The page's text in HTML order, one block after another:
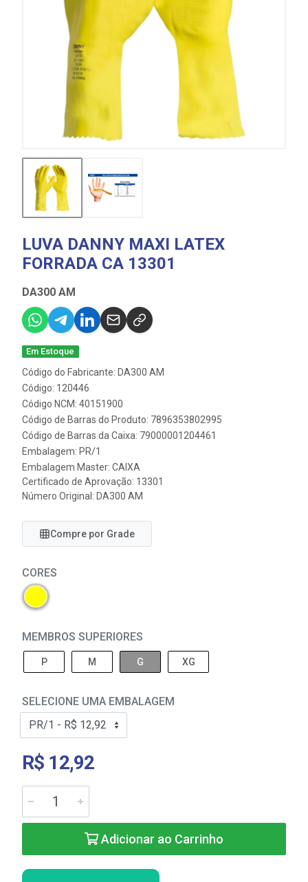
LUVA DANNY MAXI LATEX
FORRADA CA 13301
DA300 AM
Em Estoque
Código do Fabricante: DA300 AM
Código: 120446
Código NCM: 40151900
Código de Barras do Produto: 7896353802995
Código de Barras da Caixa: 79000001204461
Embalagem: PR/1
Embalagem Master: CAIXA
Certificado de Aprovação: 13301
Número Original: DA300 AM
Compre por Grade
CORES
MEMBROS SUPERIORES
P M G XG
SELECIONE UMA EMBALAGEM
R$ 12,92
Adicionar ao Carrinho